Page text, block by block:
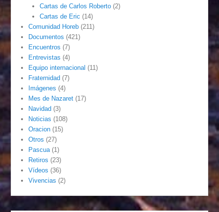
Cartas de Carlos Roberto(2)
Cartas de Eric (14)
Comunidad Horeb (211)
Documentos (421)
Encuentros (7)
Entrevistas (4)
Equipo internacional (11)
Fraternidad (7)
Imágenes (4)
Mes de Nazaret (17)
Navidad (3)
Noticias (108)
Oracion (15)
Otros (27)
Pascua (1)
Retiros (23)
Vídeos (36)
Vivencias (2)